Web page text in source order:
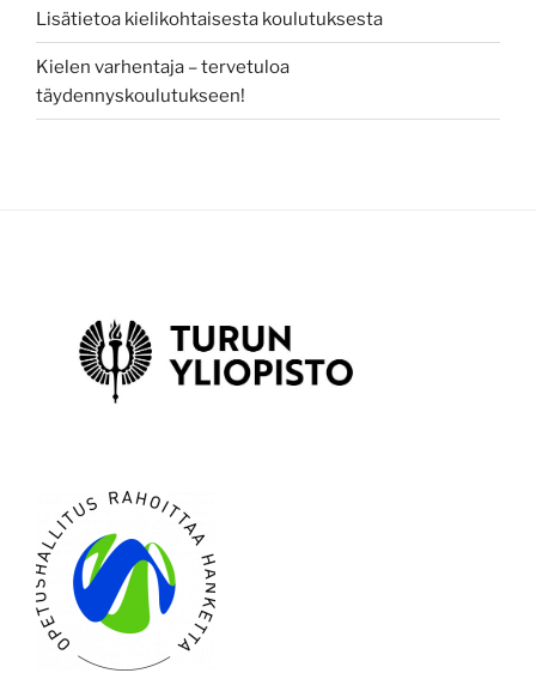
Lisätietoa kielikohtaisesta koulutuksesta
Kielen varhentaja – tervetuloa
täydennyskoulutukseen!